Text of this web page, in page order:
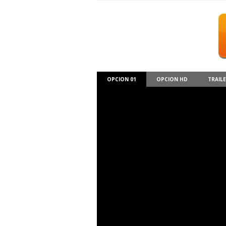
OPCION 01 OPCION HD